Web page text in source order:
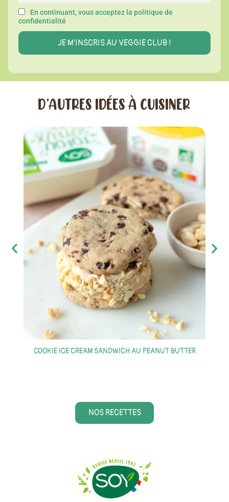
En continuant, vous acceptez la politique de
confidentialité
D’AUTRES IDÉES À CUISINER
COOKIE ICE CREAM SANDWICH AU PEANUT BUTTER
NOS RECETTES